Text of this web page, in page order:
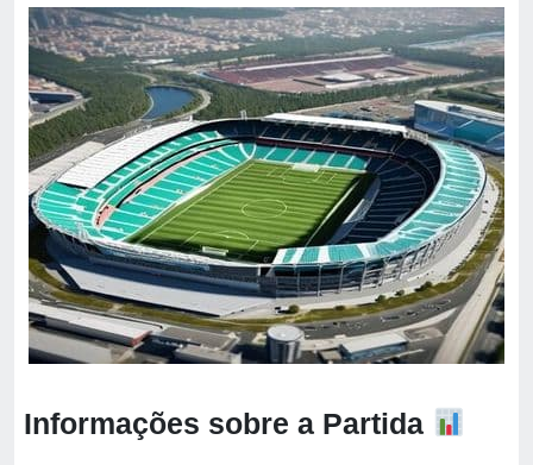
Informações sobre a Partida